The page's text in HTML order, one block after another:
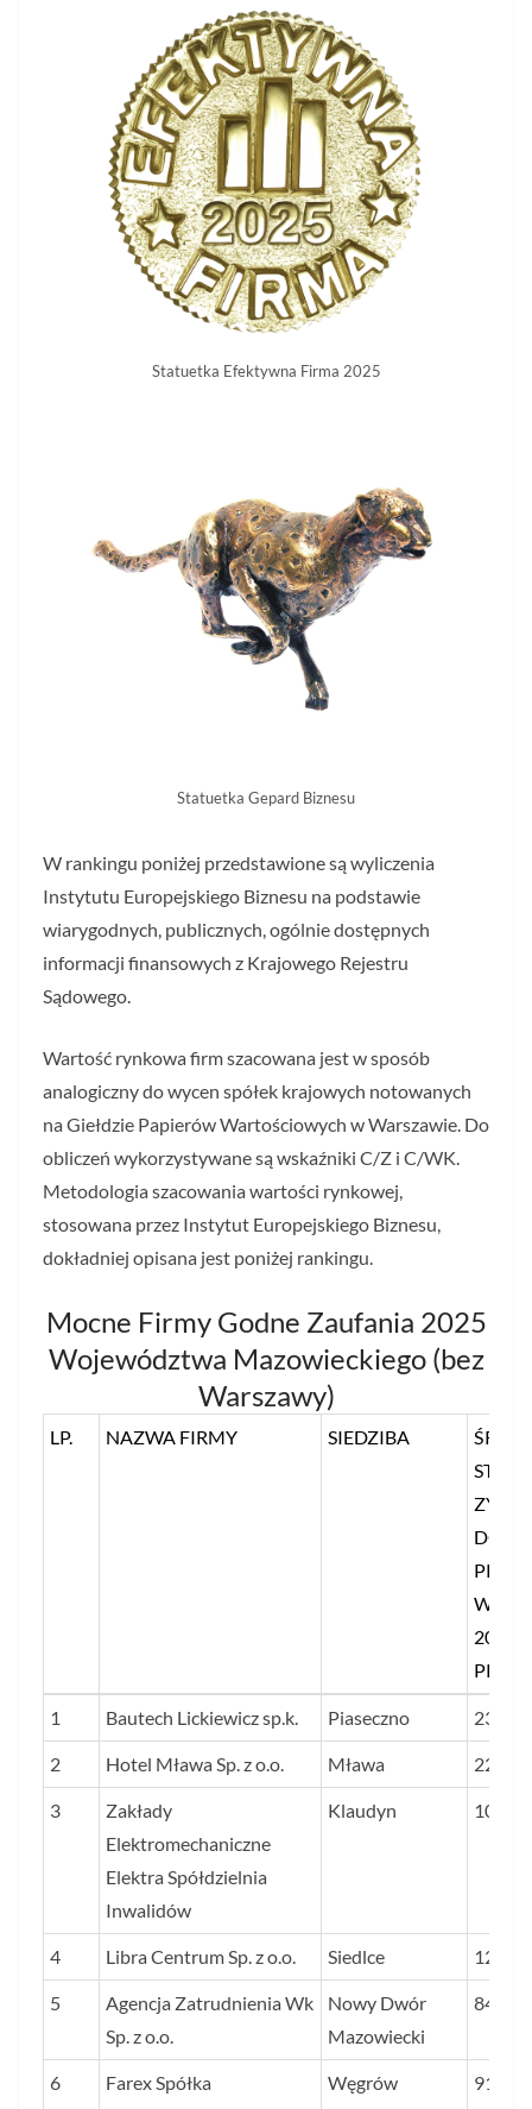
Statuetka Efektywna Firma 2025
Statuetka Gepard Biznesu
W rankingu poniżej przedstawione są wyliczenia
Instytutu Europejskiego Biznesu na podstawie
wiarygodnych, publicznych, ogólnie dostępnych
informacji finansowych z Krajowego Rejestru
Sądowego.
Wartość rynkowa firm szacowana jest w sposób
analogiczny do wycen spółek krajowych notowanych
na Giełdzie Papierów Wartościowych w Warszawie. Do
obliczeń wykorzystywane są wskaźniki C/Z i C/WK.
Metodologia szacowania wartości rynkowej,
stosowana przez Instytut Europejskiego Biznesu,
dokładniej opisana jest poniżej rankingu.
Mocne Firmy Godne Zaufania 2025
Województwa Mazowieckiego (bez
Warszawy)
LP. NAZWA FIRMY SIEDZIBA
DO
W
2023-
PROC.
LP.
NAZWA FIRMY SIEDZIBA
DO
1 Bautech Lickiewicz sp.k. Piaseczno 234
2 Hotel Mława Sp. z o.o. Mława 225
3
Zakłady
Elektromechaniczne
Elektra Spółdzielnia
Inwalidów
Klaudyn 101
4 Libra Centrum Sp. z o.o. Siedlce 128
5
Agencja Zatrudnienia Wk
Sp. z o.o.
Nowy Dwór
Mazowiecki
84
6
Farex Spółka
Węgrów 91